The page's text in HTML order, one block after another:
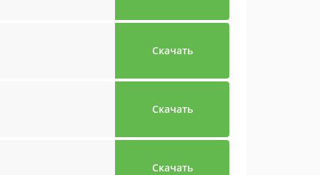
Скачать
Скачать
Скачать